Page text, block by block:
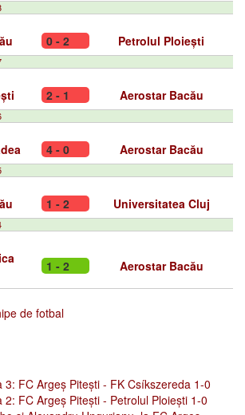
0 - 2 Petrolul Ploiești
2 - 1 Aerostar Bacău
4 - 0 Aerostar Bacău
1 - 2 Universitatea Cluj
1 - 2 Aerostar Bacău
de fotbal
3: FC Argeș Pitești - FK Csíkszereda 1-0
2: FC Argeș Pitești - Petrolul Ploiești 1-0